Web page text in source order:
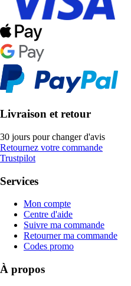
Livraison et retour
30 jours pour changer d'avis
Retournez votre commande
Trustpilot
Services
Mon compte
Centre d'aide
Suivre ma commande
Retourner ma commande
Codes promo
À propos